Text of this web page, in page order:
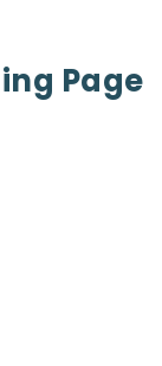
Page